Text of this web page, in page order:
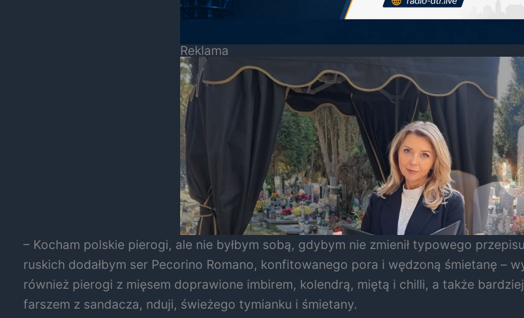
Reklama
– Kocham polskie pierogi, ale nie byłbym sobą, gdybym nie zmienił typowego
ruskich dodałbym ser Pecorino Romano, konfitowanego pora i wędzoną śmietanę –
również pierogi z mięsem doprawione imbirem, kolendrą, miętą i chilli, a także
farszem z sandacza, nduji, świeżego tymianku i śmietany.